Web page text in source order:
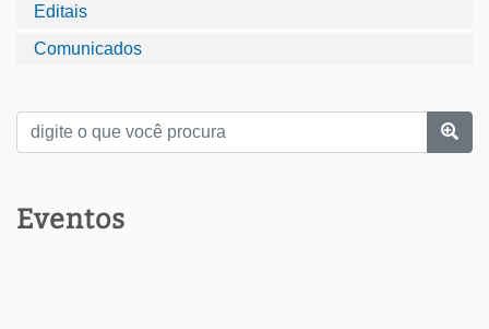
Editais
Comunicados
Eventos